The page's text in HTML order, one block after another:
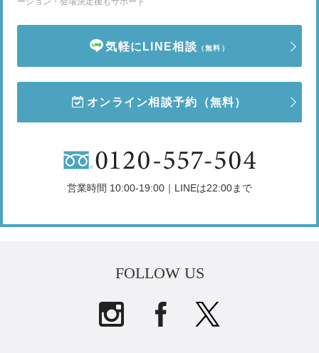
気軽にLINE相談 （無料）
オンライン相談予約 （無料）
営業時間 10:00-19:00｜LINEは22:00まで
FOLLOW US